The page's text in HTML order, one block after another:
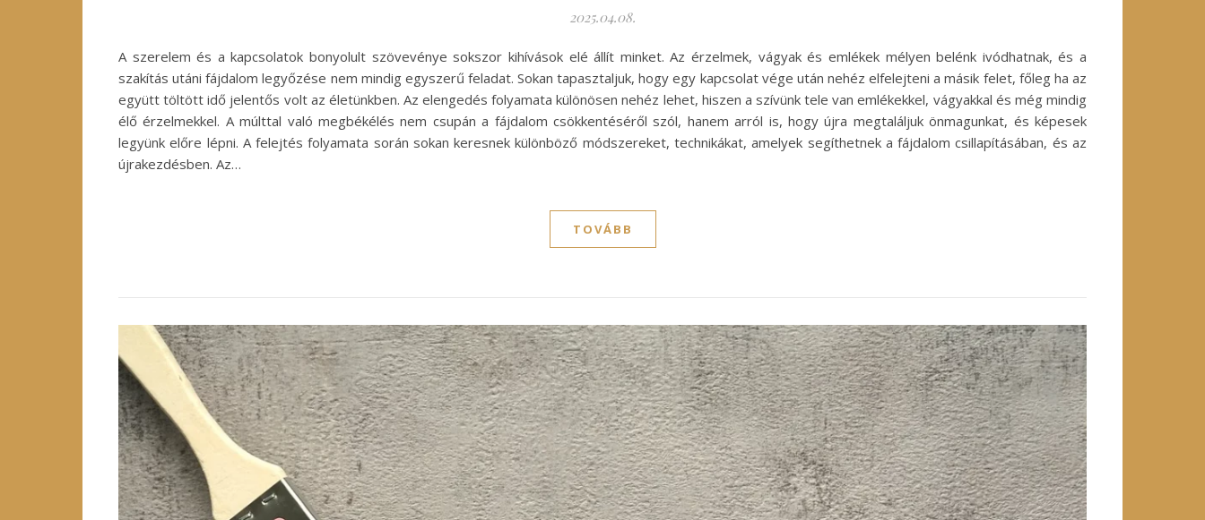
2025.04.08.
A szerelem és a kapcsolatok bonyolult szövevénye sokszor kihívások elé állít minket. Az érzelmek, vágyak és emlékek mélyen belénk ivódhatnak, és a
szakítás utáni fájdalom legyőzése nem mindig egyszerű feladat. Sokan tapasztaljuk, hogy egy kapcsolat vége után nehéz elfelejteni a másik felet, főleg ha az
együtt töltött idő jelentős volt az életünkben. Az elengedés folyamata különösen nehéz lehet, hiszen a szívünk tele van emlékekkel, vágyakkal és még mindig
élő érzelmekkel. A múlttal való megbékélés nem csupán a fájdalom csökkentéséről szól, hanem arról is, hogy újra megtaláljuk önmagunkat, és képesek
legyünk előre lépni. A felejtés folyamata során sokan keresnek különböző módszereket, technikákat, amelyek segíthetnek a fájdalom csillapításában, és az
újrakezdésben. Az…
TOVÁBB